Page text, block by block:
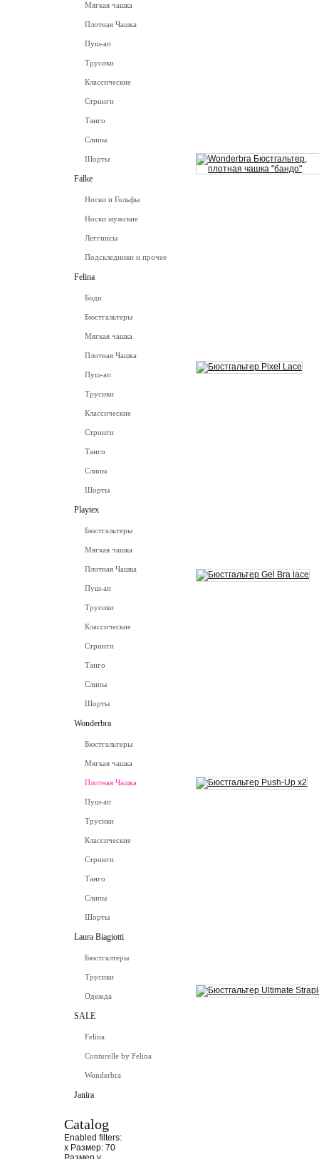
Мягкая чашка
Плотная Чашка
Пуш-ап
Трусики
Классические
Стринги
Танго
Слипы
Шорты
Falke
Носки и Гольфы
Носки мужские
Леггинсы
Подскледники и прочее
Felina
Боди
Бюстгальтеры
Мягкая чашка
Плотная Чашка
Пуш-ап
Трусики
Классические
Стринги
Танго
Слипы
Шорты
Playtex
Бюстгальтеры
Мягкая чашка
Плотная Чашка
Пуш-ап
Трусики
Классические
Стринги
Танго
Слипы
Шорты
Wonderbra
Бюстгальтеры
Мягкая чашка
Плотная Чашка
Пуш-ап
Трусики
Классические
Стринги
Танго
Слипы
Шорты
Laura Biagiotti
Бюстгалтеры
Трусики
Одежда
SALE
Felina
Conturelle by Felina
Wonderbra
Janira
Catalog
Enabled filters:
x Размер: 70